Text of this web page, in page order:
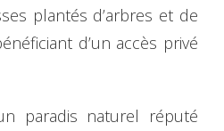
plantés d’arbres et de
d’un accès privé
paradis naturel réputé